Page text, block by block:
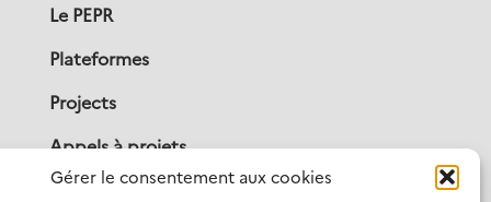
Gérer le consentement aux cookies
Le PEPR
Plateformes
Projects
Appels à projets
Publications